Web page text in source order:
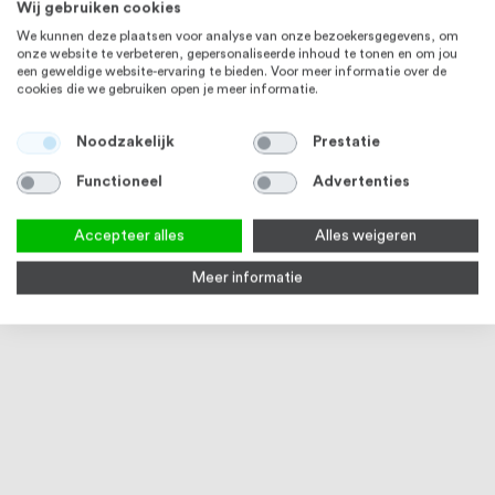
RVS Buis 48,3 x 2,0 mm RVS316
RVS lijm voor lijmflenzen
Q-
Wij gebruiken cookies
We kunnen deze plaatsen voor analyse van onze bezoekersgegevens, om
onze website te verbeteren, gepersonaliseerde inhoud te tonen en om jou
een geweldige website-ervaring te bieden. Voor meer informatie over de
cookies die we gebruiken open je meer informatie.
Noodzakelijk Prestatie
Functioneel Advertenties
Accepteer alles Alles weigeren
Meer informatie